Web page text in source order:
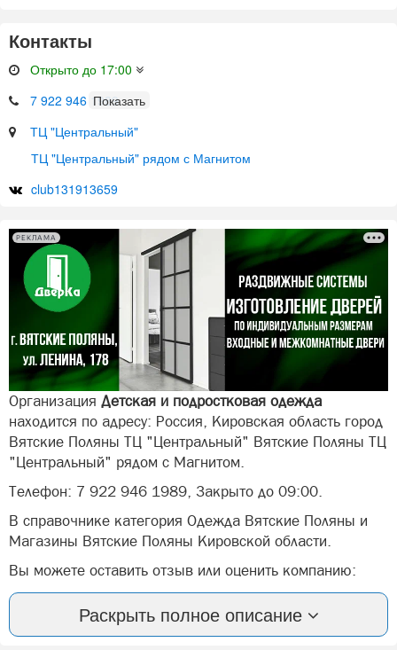
Контакты
Открыто до 17:00
7 922 946 1989
ТЦ "Центральный"
ТЦ "Центральный" рядом с Магнитом
club131913659
РЕКЛАМА
Организация Детская и подростковая одежда
находится по адресу: Россия, Кировская область город
Вятские Поляны ТЦ "Центральный" Вятские Поляны ТЦ
"Центральный" рядом с Магнитом.
Телефон: 7 922 946 1989, Закрыто до 09:00.
В справочнике категория Одежда Вятские Поляны и
Магазины Вятские Поляны Кировской области.
Вы можете оставить отзыв или оценить компанию:
Детская и подростковая одежда Вятские Поляны.
А так же, задать вопрос представителями фирмы:
Детская и подростковая одежда в Вятских Полян.
Раскрыть полное описание